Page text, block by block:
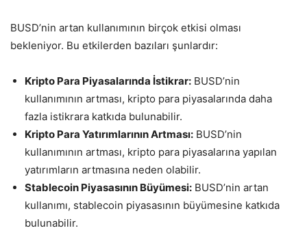
BUSD’nin artan kullanımının birçok etkisi olması
bekleniyor. Bu etkilerden bazıları şunlardır:
Kripto Para Piyasalarında İstikrar: BUSD’nin
kullanımının artması, kripto para piyasalarında daha
fazla istikrara katkıda bulunabilir.
Kripto Para Yatırımlarının Artması: BUSD’nin
kullanımının artması, kripto para piyasalarına yapılan
yatırımların artmasına neden olabilir.
Stablecoin Piyasasının Büyümesi: BUSD’nin artan
kullanımı, stablecoin piyasasının büyümesine katkıda
bulunabilir.